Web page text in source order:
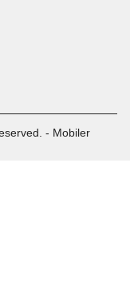
- Mobiler